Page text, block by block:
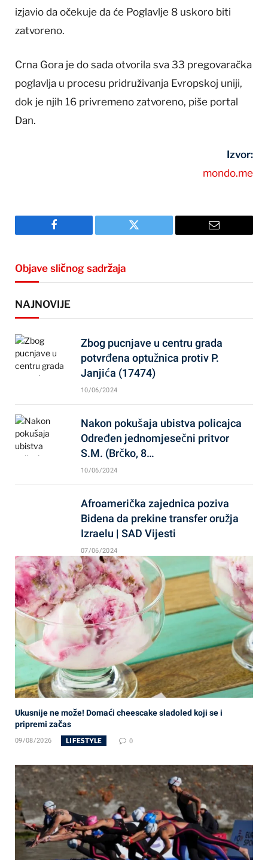
izjavio da očekuje da će Poglavlje 8 uskoro biti
zatvoreno.
Crna Gora je do sada otvorila sva 33 pregovaračka
poglavlja u procesu pridruživanja Evropskoj uniji,
dok je njih 16 privremeno zatvoreno, piše portal
Dan.
Izvor:
mondo.me
Facebook Twitter Email
Objave sličnog sadržaja
NAJNOVIJE
Zbog pucnjave u centru grada
potvrđena optužnica protiv P.
Janjića (17474)
10/06/2024
Nakon pokušaja ubistva policajca
Određen jednomjesečni pritvor
S.M. (Brčko, 8…
10/06/2024
Afroamerička zajednica poziva
Bidena da prekine transfer oružja
Izraelu | SAD Vijesti
07/06/2024
Ukusnije ne može! Domaći cheescake sladoled koji se i
pripremi začas
09/08/2026 LIFESTYLE 0